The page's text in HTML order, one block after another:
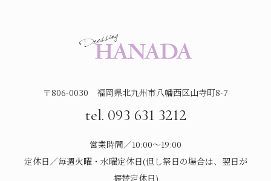
〒806-0030 福岡県北九州市八幡西区山寺町8-7
tel. 093 631 3212
営業時間／10:00～19:00
定休日／毎週火曜・水曜定休日(但し祭日の場合は、翌日が
振替定休日)